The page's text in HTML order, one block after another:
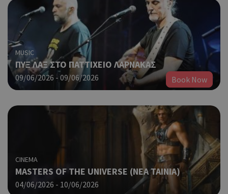
MUSIC
ΠΥΞ ΛΑΞ ΣΤΟ ΠΑΤΤΙΧΕΙΟ ΛΑΡΝΑΚΑΣ
09/06/2026 - 09/06/2026 Book Now
CINEMA
MASTERS OF THE UNIVERSE (ΝΕΑ ΤΑΙΝΙΑ)
04/06/2026 - 10/06/2026